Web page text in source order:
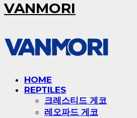
VANMORI
HOME
REPTILES
크레스티드 게코
레오파드 게코